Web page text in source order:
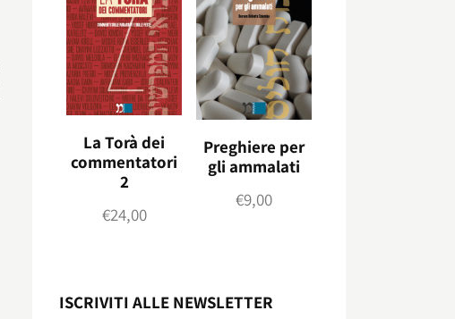
La Torà dei
commentatori
2
€24,00
Preghiere per
gli ammalati
€9,00
ISCRIVITI ALLE NEWSLETTER